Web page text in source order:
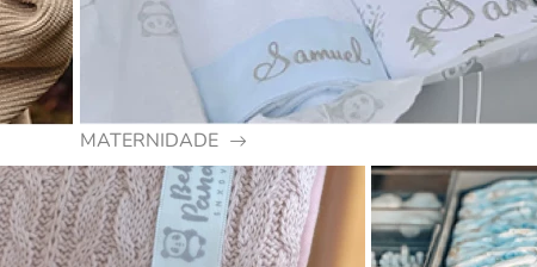
MATERNIDADE